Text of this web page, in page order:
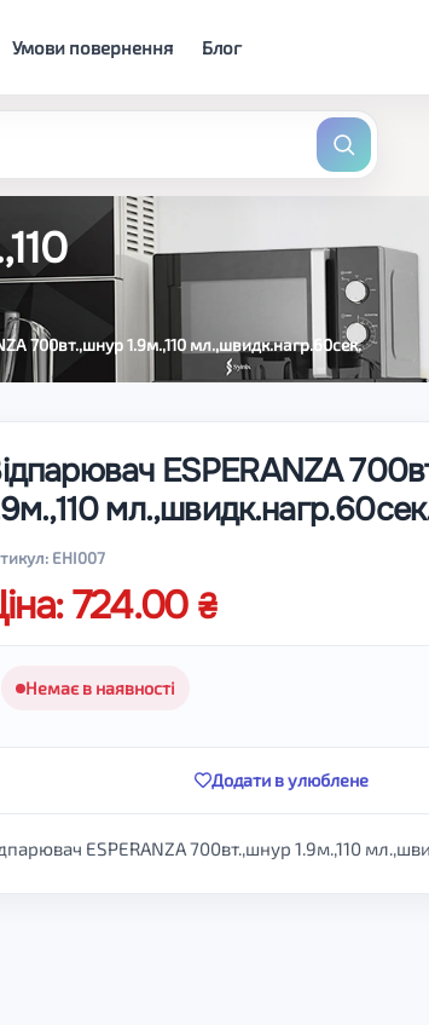
Умови повернення Блог
700вт.,шнур 1.9м.,110 мл.,швидк.нагр.60сек.
ESPERANZA
EHI007
724.00
Немає в наявності
Додати в улюблене
ESPERANZA 700вт.,шнур 1.9м.,110